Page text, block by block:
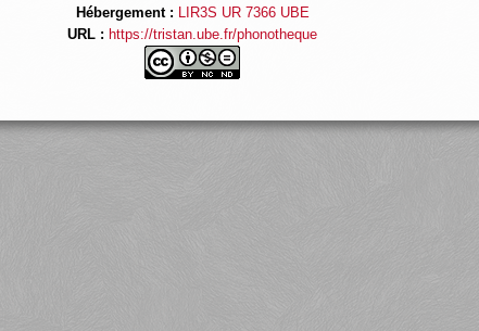
Hébergement :
LIR3S UR 7366 UBE
URL : https://tristan.ube.fr/phonotheque